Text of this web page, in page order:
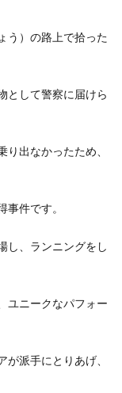
）の路上で拾った
として警察に届けら
出なかったため、
件です。
、ランニングをし
ユニークなパフォー
派手にとりあげ、